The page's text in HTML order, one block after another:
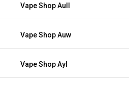
Vape Shop Aull
Vape Shop Auw
Vape Shop Ayl